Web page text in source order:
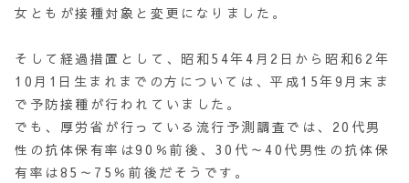
女ともが接種対象と変更になりました。
そして経過措置として、昭和54年4月2日から昭和62年
10月1日生まれまでの方については、平成15年9月末ま
で予防接種が行われていました。
でも、厚労省が行っている流行予測調査では、20代男
性の抗体保有率は90％前後、30代～40代男性の抗体保
有率は85～75％前後だそうです。